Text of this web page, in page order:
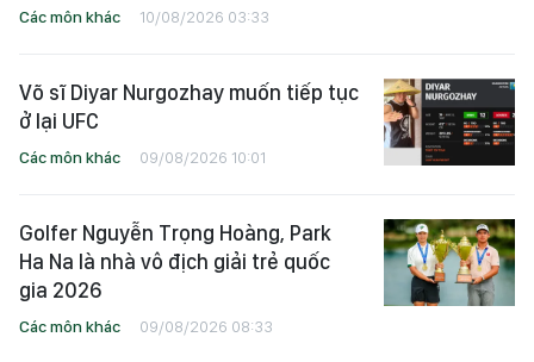
Các môn khác 10/08/2026 03:33
Võ sĩ Diyar Nurgozhay muốn tiếp tục
ở lại UFC
Các môn khác 09/08/2026 10:01
Golfer Nguyễn Trọng Hoàng, Park
Ha Na là nhà vô địch giải trẻ quốc
gia 2026
Các môn khác 09/08/2026 08:33